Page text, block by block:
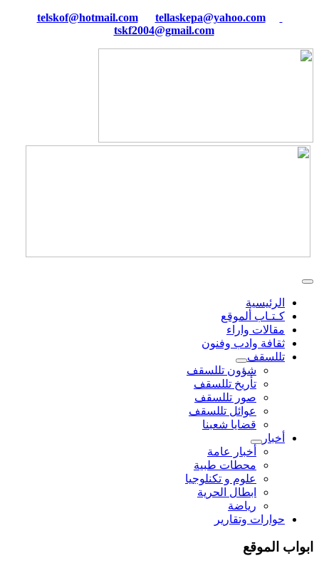
tellaskepa@yahoo.com
tskf2004@gmail.com
الرئيسية
كـتـاب ألموقع
مقالات واراء
ثقافة وادب وفنون
تللسقف
شؤون تللسقف
تأريخ تللسقف
صور تللسقف
عوائل تللسقف
قضايا شعبنا
أخبار
أخبار عامة
محطات طبية
علوم و تکنلوجیا
ابطال الحرية
رياضة
حوارات وتقارير
ابواب الموقع